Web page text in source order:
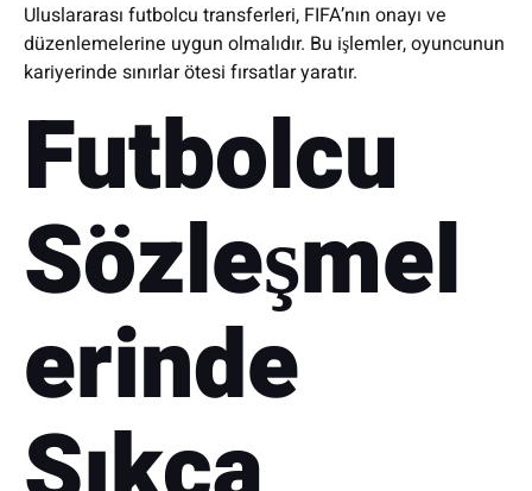
Uluslararası futbolcu transferleri, FIFA’nın onayı ve
düzenlemelerine uygun olmalıdır. Bu işlemler, oyuncunun
kariyerinde sınırlar ötesi fırsatlar yaratır.
Futbolcu
Sözleşmel
erinde